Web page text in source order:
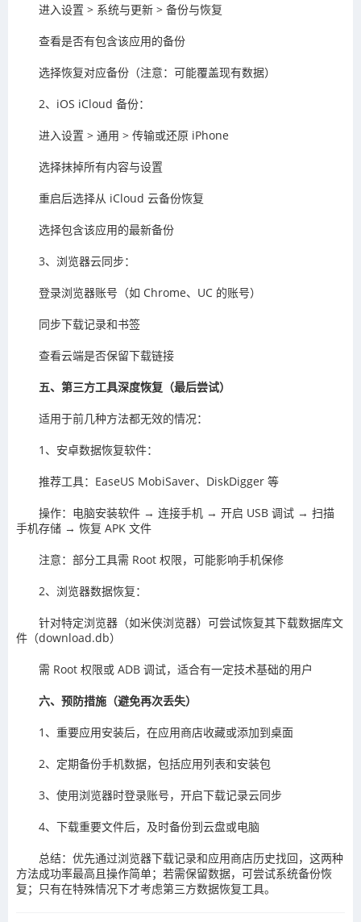
进入设置 > 系统与更新 > 备份与恢复
查看是否有包含该应用的备份
选择恢复对应备份（注意：可能覆盖现有数据）
2、iOS iCloud 备份：
进入设置 > 通用 > 传输或还原 iPhone
选择抹掉所有内容与设置
重启后选择从 iCloud 云备份恢复
选择包含该应用的最新备份
3、浏览器云同步：
登录浏览器账号（如 Chrome、UC 的账号）
同步下载记录和书签
查看云端是否保留下载链接
五、第三方工具深度恢复（最后尝试）
适用于前几种方法都无效的情况：
1、安卓数据恢复软件：
推荐工具：EaseUS MobiSaver、DiskDigger 等
操作：电脑安装软件 → 连接手机 → 开启 USB 调试 → 扫描
手机存储 → 恢复 APK 文件
注意：部分工具需 Root 权限，可能影响手机保修
2、浏览器数据恢复：
针对特定浏览器（如米侠浏览器）可尝试恢复其下载数据库文
件（download.db）
需 Root 权限或 ADB 调试，适合有一定技术基础的用户
六、预防措施（避免再次丢失）
1、重要应用安装后，在应用商店收藏或添加到桌面
2、定期备份手机数据，包括应用列表和安装包
3、使用浏览器时登录账号，开启下载记录云同步
4、下载重要文件后，及时备份到云盘或电脑
总结：优先通过浏览器下载记录和应用商店历史找回，这两种
方法成功率最高且操作简单；若需保留数据，可尝试系统备份恢
复；只有在特殊情况下才考虑第三方数据恢复工具。